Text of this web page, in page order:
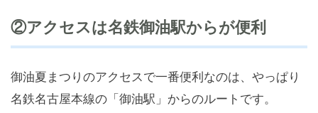
②アクセスは名鉄御油駅からが便利
御油夏まつりのアクセスで一番便利なのは、やっぱり
名鉄名古屋本線の「御油駅」からのルートです。